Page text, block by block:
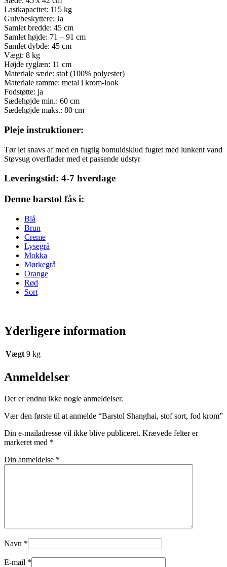
Lastkapacitet: 115 kg
Gulvbeskyttere: Ja
Samlet bredde: 45 cm
Samlet højde: 71 – 91 cm
Samlet dybde: 45 cm
Vægt: 8 kg
Højde ryglæn: 11 cm
Materiale sæde: stof (100% polyester)
Materiale ramme: metal i krom-look
Fodstøtte: ja
Sædehøjde min.: 60 cm
Sædehøjde maks.: 80 cm
Pleje instruktioner:
Tør let snavs af med en fugtig bomuldsklud fugtet med lunkent vand
Støvsug overflader med et passende udstyr
Leveringstid: 4-7 hverdage
Denne barstol fås i:
Blå
Brun
Creme
Lysegrå
Mokka
Mørkegrå
Orange
Rød
Sort
Yderligere information
Vægt 9 kg
Anmeldelser
Der er endnu ikke nogle anmeldelser.
Vær den første til at anmelde “Barstol Shanghai, stof sort, fod krom”
Din e-mailadresse vil ikke blive publiceret. Krævede felter er
markeret med *
Din anmeldelse *
Navn *
E-mail *